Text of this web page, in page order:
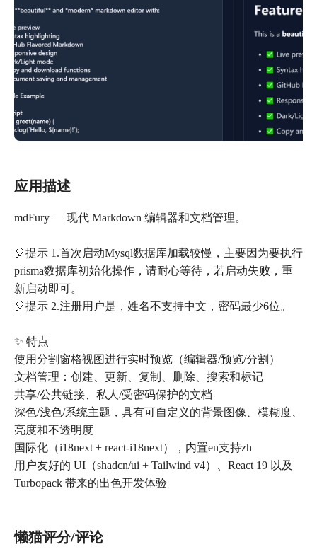
应用描述
mdFury — 现代 Markdown 编辑器和文档管理。
🎈提示 1.首次启动Mysql数据库加载较慢，主要因为要执行
prisma数据库初始化操作，请耐心等待，若启动失败，重
新启动即可。
🎈提示 2.注册用户是，姓名不支持中文，密码最少6位。
✨ 特点
使用分割窗格视图进行实时预览（编辑器/预览/分割）
文档管理：创建、更新、复制、删除、搜索和标记
共享/公共链接、私人/受密码保护的文档
深色/浅色/系统主题，具有可自定义的背景图像、模糊度、
亮度和不透明度
国际化（i18next + react-i18next），内置en支持zh
用户友好的 UI（shadcn/ui + Tailwind v4）、React 19 以及
Turbopack 带来的出色开发体验
懒猫评分/评论